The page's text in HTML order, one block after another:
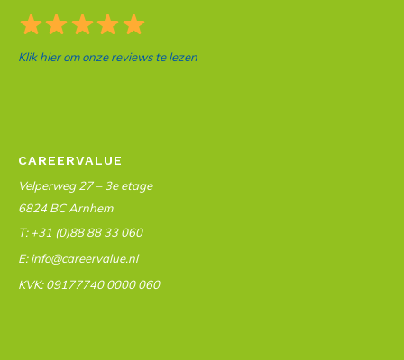
Klik hier om onze reviews te lezen
CAREERVALUE
Velperweg 27 – 3e etage
6824 BC Arnhem
T: +31 (0)88 88 33 060
E: info@careervalue.nl
KVK: 09177740 0000 060